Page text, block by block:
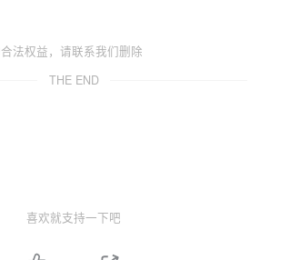
法权益，请联系我们删除
THE END
喜欢就支持一下吧